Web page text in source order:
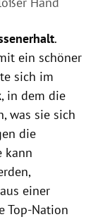
.
ein schöner
sich im
, in dem die
was sie sich
die
kann
einer
Top-Nation